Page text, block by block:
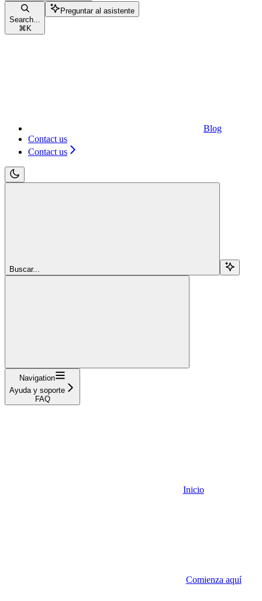
Search...
⌘ K
Preguntar al asistente
Blog
Contact us
Contact us
Buscar...
Navigation
Ayuda y soporte
FAQ
Inicio
Comienza aquí